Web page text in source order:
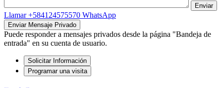
Llamar+584124575570 WhatsApp
Puede responder a mensajes privados desde la página "Bandeja de
entrada" en su cuenta de usuario.
Solicitar Información
Programar una visita